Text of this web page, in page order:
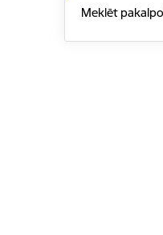
Meklēt